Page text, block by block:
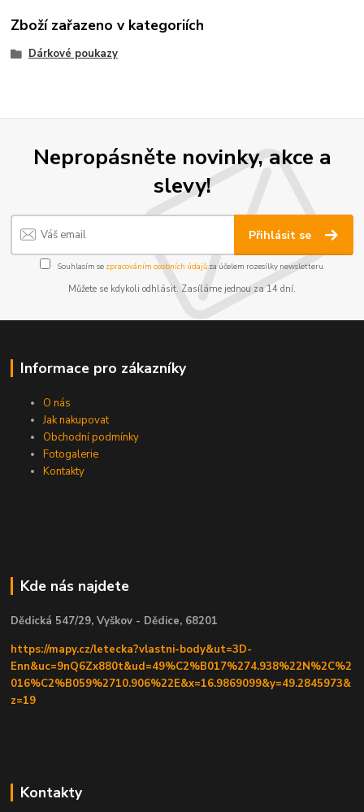
Zboží zařazeno v kategoriích
Dárkové poukazy
Nepropásněte novinky, akce a
slevy!
Přihlásit se
Souhlasím se zpracováním osobních údajůza účelem rozesílky newsletteru.
Můžete se kdykoli odhlásit. Zasíláme jednou za 14 dní.
Informace pro zákazníky
O nás
Jak nakupovat
Obchodní podmínky
Fotogalerie
Kontakty
Kde nás najdete
Dědická 547/29, Vyškov - Dědice, 68201
https://mapy.cz/letecka?vlastni-body&ut=3D-
Enn&uc=9nQ6Zx880t&ud=49%C2%B017%274.938%22N%2C%2
016%C2%B059%2710.906%22E&x=16.9869099&y=49.2845973&
z=19
Kontakty